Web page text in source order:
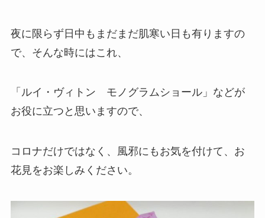
夜に限らず日中もまだまだ肌寒い日も有りますの
で、そんな時にはこれ、
「ルイ・ヴィトン モノグラムショール」などが
お役に立つと思いますので、
コロナだけではなく、風邪にもお気を付けて、お
花見をお楽しみください。